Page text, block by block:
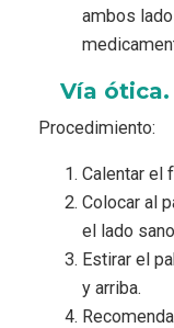
ambos
Vía ótica.
Procedimiento:
Calentar el
Colocar al
el lado
Estirar el
y arriba.